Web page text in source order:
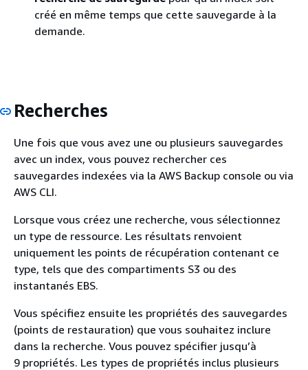
créé en même temps que cette sauvegarde à la
demande.
Recherches
Une fois que vous avez une ou plusieurs sauvegardes
avec un index, vous pouvez rechercher ces
sauvegardes indexées via la AWS Backup console ou via
AWS CLI.
Lorsque vous créez une recherche, vous sélectionnez
un type de ressource. Les résultats renvoient
uniquement les points de récupération contenant ce
type, tels que des compartiments S3 ou des
instantanés EBS.
Vous spécifiez ensuite les propriétés des sauvegardes
(points de restauration) que vous souhaitez inclure
dans la recherche. Vous pouvez spécifier jusqu’à
9 propriétés. Les types de propriétés inclus plusieurs